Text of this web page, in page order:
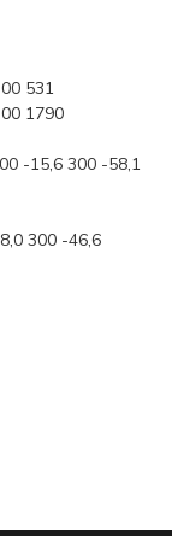
531
1790
-15,6 300 -58,1
300 -46,6